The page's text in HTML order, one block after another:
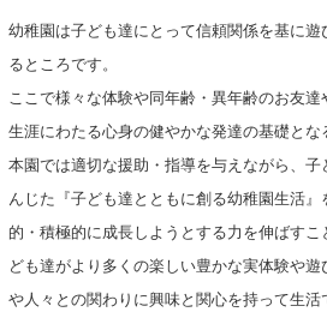
幼稚園は子ども達にとって信頼関係を基に
るところです。
ここで様々な体験や同年齢・異年齢のお友達
生涯にわたる心身の健やかな発達の基礎とな
本園では適切な援助・指導を与えながら、
んじた『子ども達とともに創る幼稚園生活
的・積極的に成長しようとする力を伸ばす
ども達がより多くの楽しい豊かな実体験や
や人々との関わりに興味と関心を持って生